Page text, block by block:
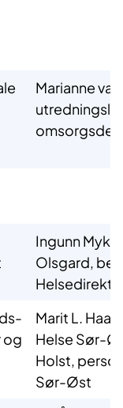
Marianne
Ingunn
Olsgard,
og
Marit L.
Helse Sør-
Holst,
Sør-Øst